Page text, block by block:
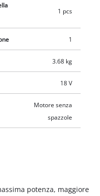
Ah e un caricabatterie.
1 pcs
1
3.68 kg
18 V
Motore senza
spazzole
potenza, maggiore